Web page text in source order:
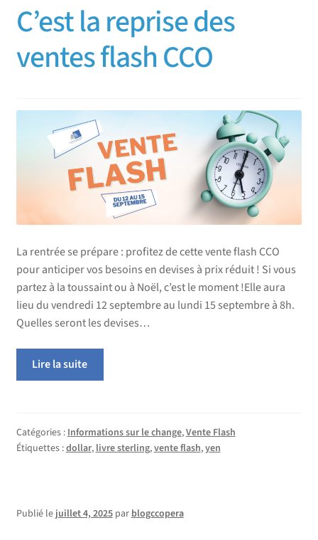
C’est la reprise des
ventes flash CCO
La rentrée se prépare : profitez de cette vente flash CCO
pour anticiper vos besoins en devises à prix réduit ! Si vous
partez à la toussaint ou à Noël, c’est le moment !Elle aura
lieu du vendredi 12 septembre au lundi 15 septembre à 8h.
Quelles seront les devises…
Lire la suite
Catégories :Informations sur le change,Vente Flash
Étiquettes :dollar,livre sterling,vente flash,yen
Publié le juillet 4, 2025 par blogccopera